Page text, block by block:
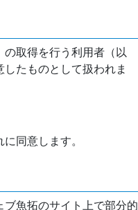
の取得を行う利用者（以
たものとして扱われま
同意します。
魚拓のサイト上で部分的